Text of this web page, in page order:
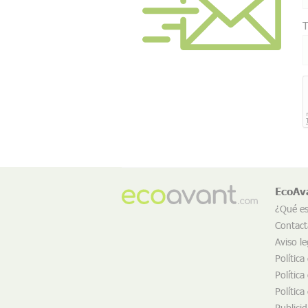
¿Qué
Aviso
Política
Política
Política